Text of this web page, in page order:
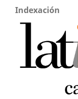
Indexación